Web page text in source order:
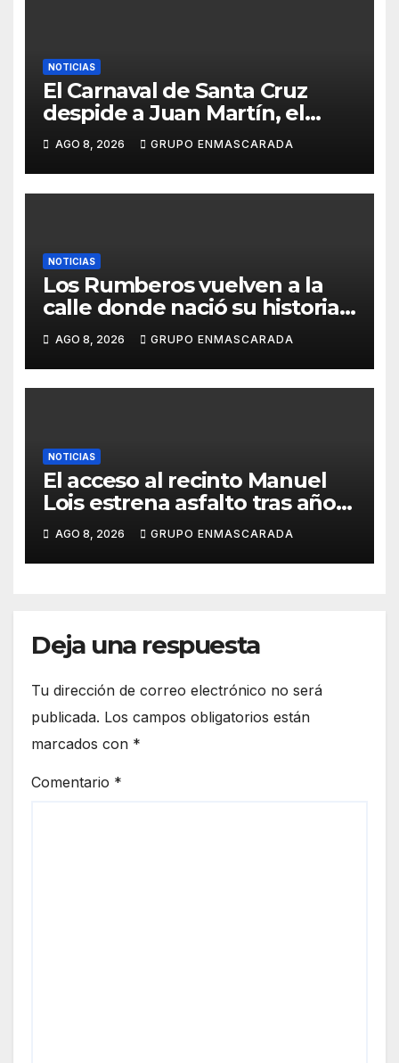
NOTICIAS
El Carnaval de Santa Cruz
despide a Juan Martín, el
inolvidable «Cristóbal Colón»
AGO 8, 2026 GRUPO ENMASCARADA
NOTICIAS
Los Rumberos vuelven a la
calle donde nació su historia:
51 años después, el mismo
barrio, el mismo orgullo
AGO 8, 2026 GRUPO ENMASCARADA
NOTICIAS
El acceso al recinto Manuel
Lois estrena asfalto tras años
de espera
AGO 8, 2026 GRUPO ENMASCARADA
Deja una respuesta
Tu dirección de correo electrónico no será
publicada. Los campos obligatorios están
marcados con *
Comentario *